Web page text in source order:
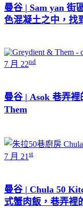
曼谷 | Sam yan 街
色混凝土之中，找
7 月 22nd
曼谷 | Asok 巷弄
Them
7 月 21 st
曼谷 | Chula 50
式蟹肉飯，巷弄裡